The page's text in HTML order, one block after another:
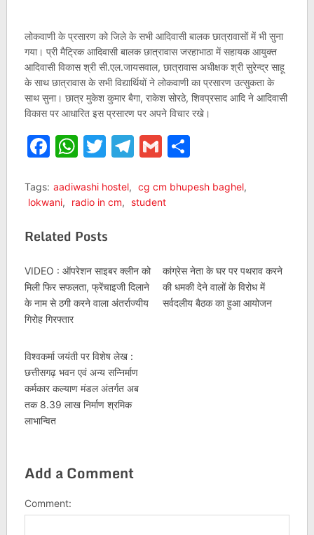
लोकवाणी के प्रसारण को जिले के सभी आदिवासी बालक छात्रावासों में भी सुना
गया। प्री मैट्रिक आदिवासी बालक छात्रावास जरहाभाठा में सहायक आयुक्त
आदिवासी विकास श्री सी.एल.जायसवाल, छात्रावास अधीक्षक श्री सुरेन्द्र साहू
के साथ छात्रावास के सभी विद्यार्थियों ने लोकवाणी का प्रसारण उत्सुकता के
साथ सुना। छात्र मुकेश कुमार बैगा, राकेश सोरठे, शिवप्रसाद आदि ने आदिवासी
विकास पर आधारित इस प्रसारण पर अपने विचार रखे।
Facebook
WhatsApp
Twitter
Telegram
GmailShare
Tags: aadiwashi hostel, cg cm bhupesh baghel,
lokwani, radio in cm, student
Related Posts
VIDEO : ऑपरेशन साइबर क्लीन को
मिली फिर सफलता, फ्रेंचाइजी दिलाने
के नाम से ठगी करने वाला अंतर्राज्यीय
गिरोह गिरफ्तार
कांग्रेस नेता के घर पर पथराव करने
की धमकी देने वालों के विरोध में
सर्वदलीय बैठक का हुआ आयोजन
विश्वकर्मा जयंती पर विशेष लेख :
छत्तीसगढ़ भवन एवं अन्य सन्निर्माण
कर्मकार कल्याण मंडल अंतर्गत अब
तक 8.39 लाख निर्माण श्रमिक
लाभान्वित
Add a Comment
Comment: